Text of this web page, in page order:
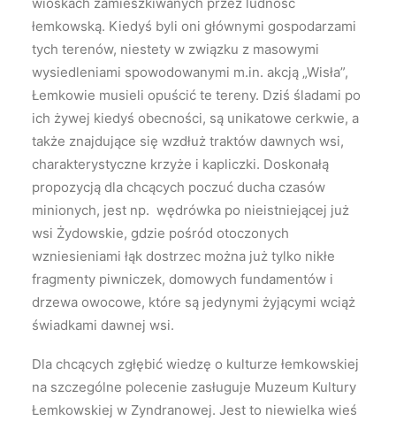
łemkowską. Kiedyś byli oni głównymi gospodarzami
tych terenów, niestety w związku z masowymi
wysiedleniami spowodowanymi m.in. akcją „Wisła”,
Łemkowie musieli opuścić te tereny. Dziś śladami po
ich żywej kiedyś obecności, są unikatowe cerkwie, a
także znajdujące się wzdłuż traktów dawnych wsi,
charakterystyczne krzyże i kapliczki. Doskonałą
propozycją dla chcących poczuć ducha czasów
minionych, jest np. wędrówka po nieistniejącej już
wsi Żydowskie, gdzie pośród otoczonych
wzniesieniami łąk dostrzec można już tylko nikłe
fragmenty piwniczek, domowych fundamentów i
drzewa owocowe, które są jedynymi żyjącymi wciąż
świadkami dawnej wsi.
Dla chcących zgłębić wiedzę o kulturze łemkowskiej
na szczególne polecenie zasługuje Muzeum Kultury
Łemkowskiej w Zyndranowej. Jest to niewielka wieś